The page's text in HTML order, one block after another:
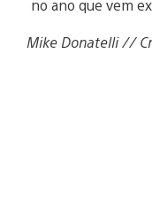
no ano que vem
Mike Donatelli //